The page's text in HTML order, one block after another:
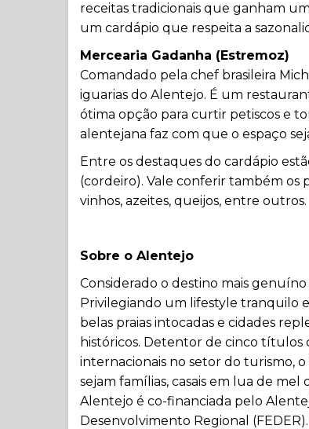
receitas tradicionais que ganham
um cardápio que respeita a
Mercearia Gadanha (Estremoz)
Comandado pela chef brasileira
iguarias do Alentejo. É um
ótima opção para curtir petiscos e
alentejana faz com que o espaço
Entre os destaques do cardápio
(cordeiro). Vale conferir também os
vinhos, azeites, queijos, entre outros.
Sobre o Alentejo
Considerado o destino mais
Privilegiando um lifestyle tranquilo
belas praias intocadas e cidades
históricos. Detentor de cinco títulos
internacionais no setor do turismo,
sejam famílias, casais em lua de
Alentejo é co-financiada pelo
Desenvolvimento Regional